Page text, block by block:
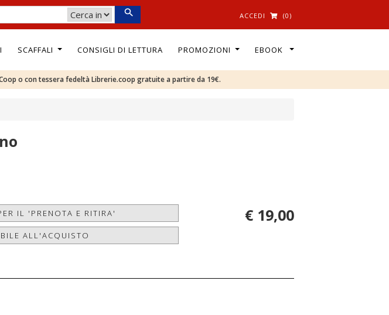
ACCEDI (0)
SCAFFALI CONSIGLI DI LETTURA PROMOZIONI EBOOK
o con tessera fedeltà Librerie.coop gratuite a partire da 19€.
IL 'PRENOTA E RITIRA'
ALL'ACQUISTO
€ 19,00